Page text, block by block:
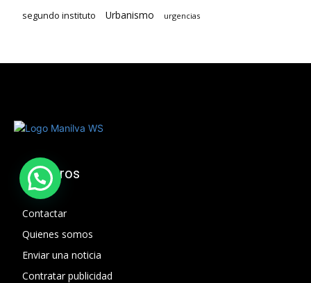
segundo instituto Urbanismo urgencias
Nosotros
Contactar
Quienes somos
Enviar una noticia
Contratar publicidad